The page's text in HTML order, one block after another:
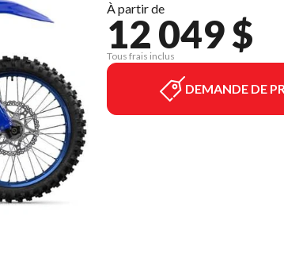
À partir de
12 049 $
Tous frais inclus
DEMANDE DE